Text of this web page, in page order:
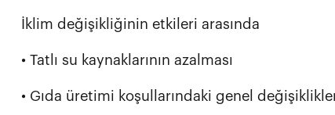
İklim değişikliğinin etkileri arasında
• Tatlı su kaynaklarının azalması
• Gıda üretimi koşullarındaki genel